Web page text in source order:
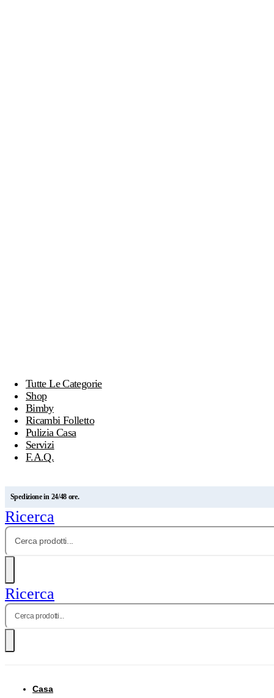
Tutte Le Categorie
Shop
Bimby
Ricambi Folletto
Pulizia Casa
Servizi
F.A.Q.
Spedizione in 24/48 ore.
Ricerca
Ricerca
Casa